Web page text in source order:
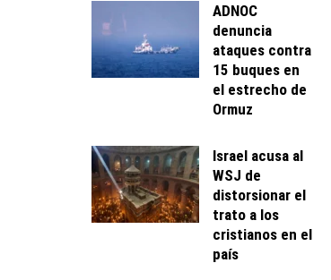
ADNOC
denuncia
ataques contra
15 buques en
el estrecho de
Ormuz
Israel acusa al
WSJ de
distorsionar el
trato a los
cristianos en el
país